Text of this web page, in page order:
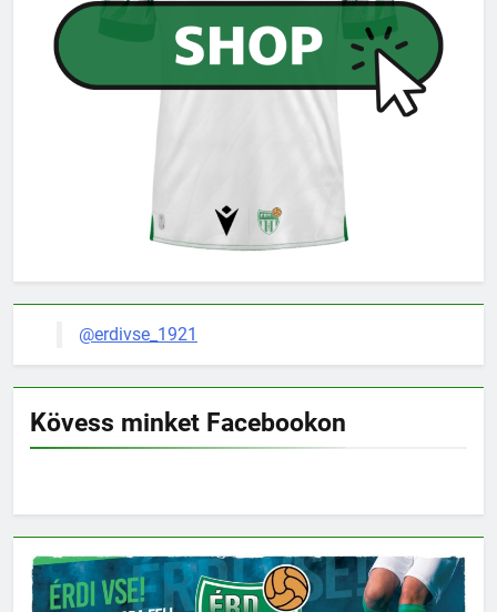
@erdivse_1921
Kövess minket Facebookon